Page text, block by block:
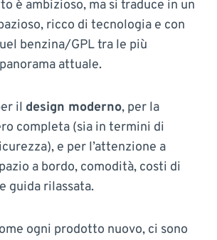
è ambizioso, ma si traduce in un
ricco di tecnologia e con
benzina/GPL tra le più
attuale.
il design moderno, per la
completa (sia in termini di
e per l’attenzione a
a bordo, comodità, costi di
guida rilassata.
ogni prodotto nuovo, ci sono